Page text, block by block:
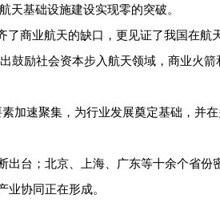
天基础设施建设实现零的突破。
商业航天的缺口，更见证了我国在航
励社会资本步入航天领域，商业火
加速聚集，为行业发展奠定基础，并
台；北京、上海、广东等十余个省
协同正在形成。